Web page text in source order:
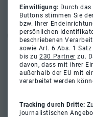
Einwilligung: Durch
Buttons stimmen Sie
bzw. Ihrer
persönlichen
beschriebenen
sowie Art. 6 Abs. 1
bis zu230 Partner zu.
davon, dass mit ihrer
außerhalb der EU mit
verarbeitet werden
Tracking durch Dritte:
journalistischen